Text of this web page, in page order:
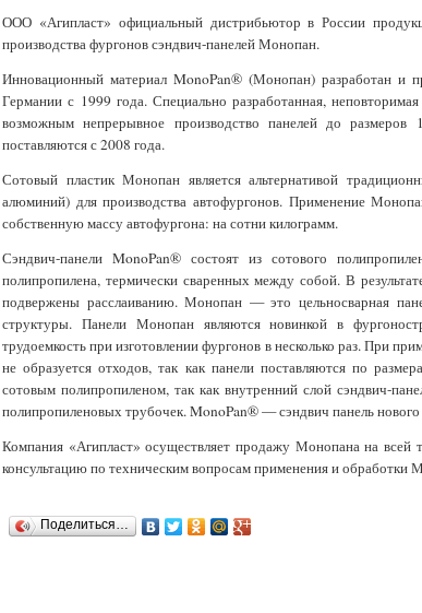
ООО «Агипласт» официальный дистрибьютор в России
производства фургонов сэндвич-панелей Монопан.
Инновационный материал MonoPan® (Монопан) разработан и
Германии с 1999 года. Специально разработанная,
возможным непрерывное производство панелей до
поставляются с 2008 года.
Сотовый пластик Монопан является альтернативой
алюминий) для производства автофургонов. Применение
собственную массу автофургона: на сотни килограмм.
Сэндвич-панели MonoPan® состоят из сотового
полипропилена, термически сваренных между собой. В
подвержены расслаиванию. Монопан — это цельносварная
структуры. Панели Монопан являются новинкой в
трудоемкость при изготовлении фургонов в несколько раз. При
не образуется отходов, так как панели поставляются по
сотовым полипропиленом, так как внутренний слой сэндвич-
полипропиленовых трубочек. MonoPan® — сэндвич панель нового
Компания «Агипласт» осуществляет продажу Монопана на
консультацию по техническим вопросам применения и обработки
Поделиться…